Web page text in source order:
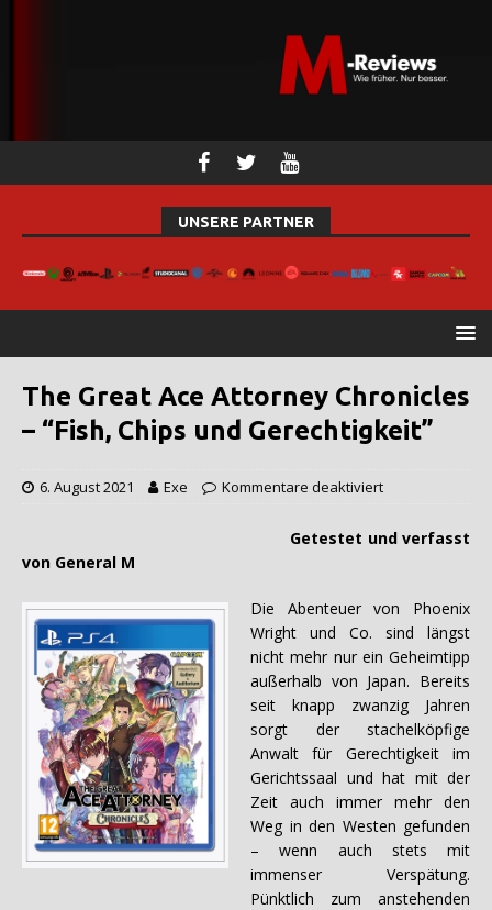
UNSERE PARTNER
The Great Ace Attorney Chronicles
– “Fish, Chips und Gerechtigkeit”
6. August 2021 Exe Kommentare deaktiviert
Getestet und verfasst
von General M
Die Abenteuer von Phoenix
Wright und Co. sind längst
nicht mehr nur ein Geheimtipp
außerhalb von Japan. Bereits
seit knapp zwanzig Jahren
sorgt der stachelköpfige
Anwalt für Gerechtigkeit im
Gerichtssaal und hat mit der
Zeit auch immer mehr den
Weg in den Westen gefunden
– wenn auch stets mit
immenser Verspätung.
Pünktlich zum anstehenden